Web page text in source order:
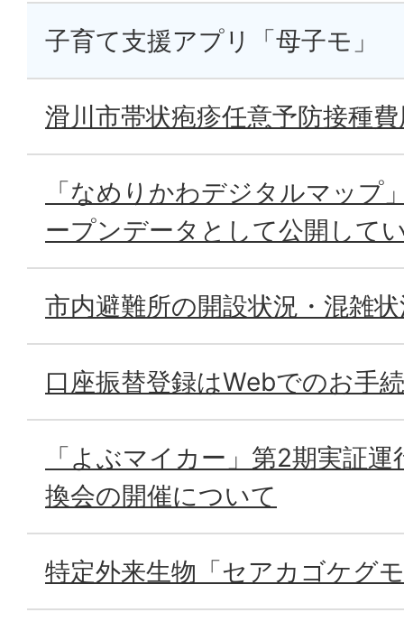
子育て支援アプリ「母子モ」
滑川市帯状疱疹任意予防接種
「なめりかわデジタルマップ
ープンデータとして公開して
市内避難所の開設状況・混雑
口座振替登録はWebでのお手
「よぶマイカー」第2期実証
換会の開催について
特定外来生物「セアカゴケグ